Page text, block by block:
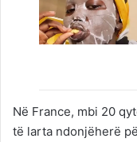
Në France, mbi 20
të larta ndonjëherë